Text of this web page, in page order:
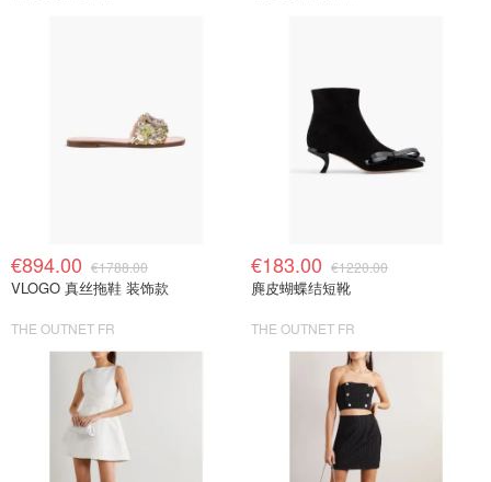
€894.00 €1788.00
VLOGO 真丝拖鞋 装饰款
THE OUTNET FR
€183.00 €1220.00
麂皮蝴蝶结短靴
THE OUTNET FR